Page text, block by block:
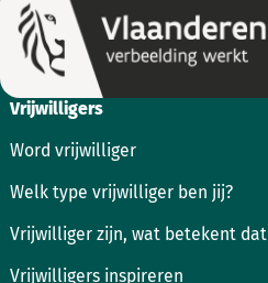
Vrijwilligers
Word vrijwilliger
Welk type vrijwilliger ben jij?
Vrijwilliger zijn, wat betekent dat
Vrijwilligers inspireren